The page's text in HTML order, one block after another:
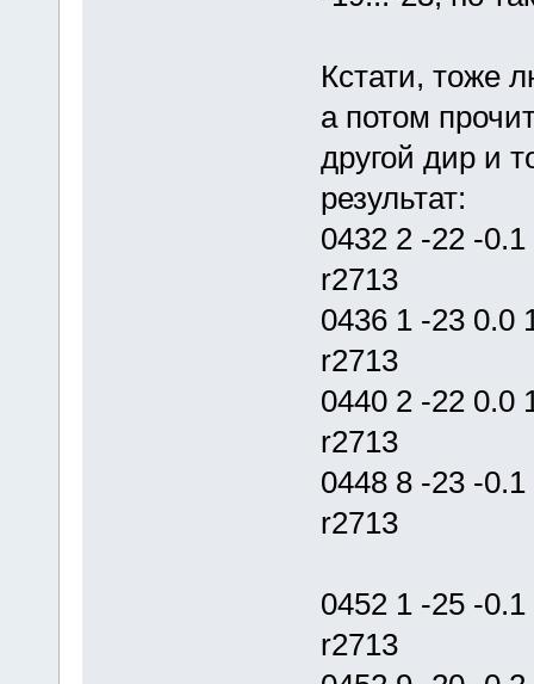
Кстати, тоже
а потом
другой дир и
результат:
0432 2 -22 -
r2713
0436 1 -23
r2713
0440 2 -22
r2713
0448 8 -23 -
r2713
0452 1 -25 -
r2713